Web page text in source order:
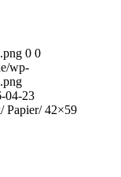
0 0
wp-
04-23
Papier/ 42×59